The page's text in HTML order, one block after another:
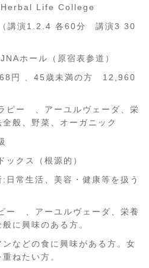
Herbal Life College
講演1.2.4 各60分 講演3 30
ホール（原宿表参道）
円 、45歳未満の方 12,960
ピー 、アーユルヴェーダ、栄
般、野菜、オーガニック
ックス（根源的）
日常生活、美容・健康等を扱う
ー 、アーユルヴェーダ、栄養
に興味のある方。
などの食に興味がある方。女
ねたい方。